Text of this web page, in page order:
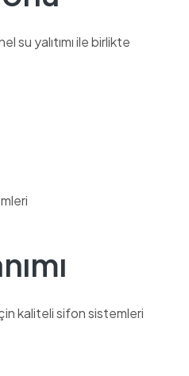
su yalıtımı ile birlikte
kaliteli sifon sistemleri